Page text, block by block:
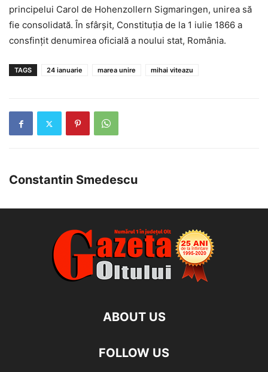
principelui Carol de Hohenzollern Sigmaringen, unirea să
fie consolidată. În sfârşit, Constituţia de la 1 iulie 1866 a
consfinţit denumirea oficială a noului stat, România.
TAGS 24 ianuarie marea unire mihai viteazu
Constantin Smedescu
ABOUT US
FOLLOW US